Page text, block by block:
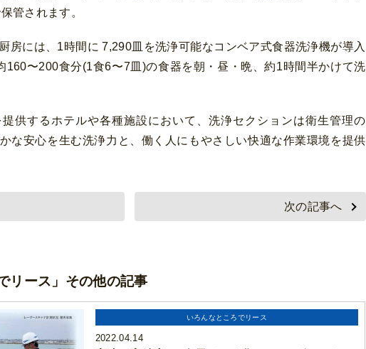
管されます。
房には、1時間に 7,290皿を洗浄可能なコンベア式食器洗浄機が導入
160〜200食分(1食6〜7皿)の食器を朝・昼・晩、約1時間半かけて洗
供するホテルや各種施設において、洗浄セクションは衛生管理の
な安心を生む洗浄力と、働く人にもやさしい快適な作業環境を提供
次の記事へ
リース」その他の記事
いろんなところでリース
2022.04.14